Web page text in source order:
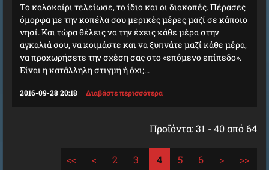
Το καλοκαίρι τελείωσε, το ίδιο και οι διακοπές. Πέρασες
όμορφα με την κοπέλα σου μερικές μέρες μαζί σε κάποιο
νησί. Και τώρα θέλεις να την έχεις κάθε μέρα στην
αγκαλιά σου, να κοιμάστε και να ξυπνάτε μαζί κάθε μέρα,
να προχωρήσετε την σχέση σας στο «επόμενο επίπεδο».
Είναι η κατάλληλη στιγμή ή όχι;...
2016-09-28 20:18 Διαβάστε περισσότερα
Προϊόντα: 31 - 40 από 64
<< < 2 3 4 5 6 > >>